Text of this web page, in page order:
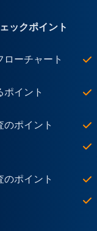
ックポイント
ーチャート
ポイント
ポイント
のポイント